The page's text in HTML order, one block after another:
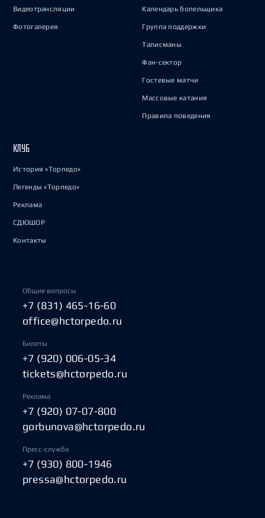
Видеотрансляции
Фотогалерея
Календарь болельщика
Группа поддержки
Талисманы
Фан-сектор
Гостевые матчи
Массовые катания
Правила поведения
КЛУБ
История «Торпедо»
Легенды «Торпедо»
Реклама
СДЮШОР
Контакты
Общие вопросы
+7 (831) 465-16-60
office@hctorpedo.ru
Билеты
+7 (920) 006-05-34
tickets@hctorpedo.ru
Реклама
+7 (920) 07-07-800
gorbunova@hctorpedo.ru
Пресс-служба
+7 (930) 800-1946
pressa@hctorpedo.ru